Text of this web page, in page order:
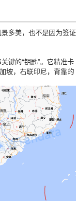
多美，也不是因为签证
键的“钥匙”。它精准卡
坡，右联印尼，背靠的